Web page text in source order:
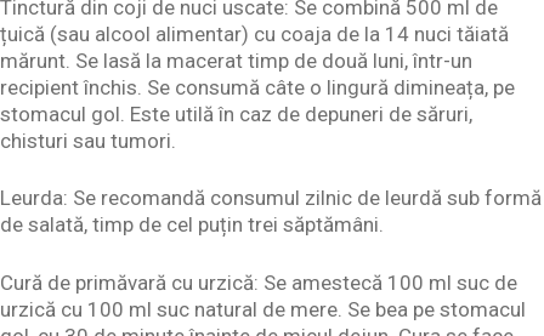
Tinctură din coji de nuci uscate: Se combină 500 ml de
țuică (sau alcool alimentar) cu coaja de la 14 nuci tăiată
mărunt. Se lasă la macerat timp de două luni, într-un
recipient închis. Se consumă câte o lingură dimineața, pe
stomacul gol. Este utilă în caz de depuneri de săruri,
chisturi sau tumori.
Leurda: Se recomandă consumul zilnic de leurdă sub formă
de salată, timp de cel puțin trei săptămâni.
Cură de primăvară cu urzică: Se amestecă 100 ml suc de
urzică cu 100 ml suc natural de mere. Se bea pe stomacul